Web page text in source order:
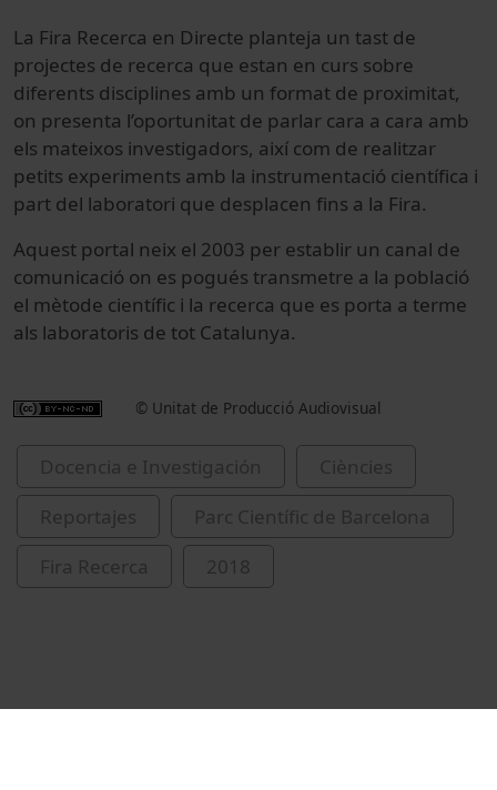
La Fira Recerca en Directe planteja un tast de
projectes de recerca que estan en curs sobre
diferents disciplines amb un format de proximitat,
on presenta l’oportunitat de parlar cara a cara amb
els mateixos investigadors, així com de realitzar
petits experiments amb la instrumentació científica i
part del laboratori que desplacen fins a la Fira.
Aquest portal neix el 2003 per establir un canal de
comunicació on es pogués transmetre a la població
el mètode científic i la recerca que es porta a terme
als laboratoris de tot Catalunya.
© Unitat de Producció Audiovisual
Docencia e Investigación
Ciències
Reportajes
Parc Científic de Barcelona
Fira Recerca
2018